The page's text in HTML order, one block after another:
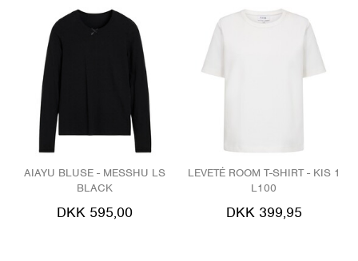
AIAYU BLUSE - MESSHU LS
BLACK
DKK 595,00
LEVETÉ ROOM T-SHIRT - KIS 1
L100
DKK 399,95